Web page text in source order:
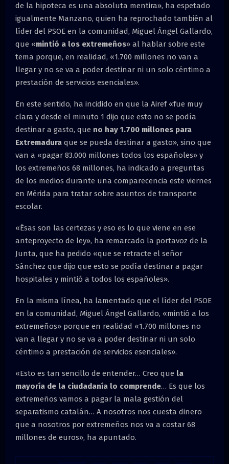
de la hipoteca es una absoluta mentira», ha espetado
igualmente Manzano, quien ha reprochado también al
líder del PSOE en la comunidad, Miguel Ángel Gallardo,
que «mintió a los extremeños» al hablar sobre este
tema porque, en realidad, «1.700 millones no van a
llegar y no se va a poder destinar ni un solo céntimo a
prestación de servicios esenciales».
En este sentido, ha incidido en que la Airef «fue muy
clara y desde el minuto 1 dijo que esto no se podía
destinar a gasto, que no hay 1.700 millones para
Extremadura que se pueda destinar a gasto», sino que
van a «pagar 83.000 millones todos los españoles» y
los extremeños 68 millones, ha indicado a preguntas
de los medios durante una comparecencia este viernes
en Mérida para tratar sobre asuntos de transporte
escolar.
«Ésas son las certezas y eso es lo que viene en ese
anteproyecto de ley», ha remarcado la portavoz de la
Junta, que ha pedido «que se retracte el señor
Sánchez que dijo que esto se podía destinar a pagar
hospitales y mintió a todos los españoles».
En la misma línea, ha lamentado que el líder del PSOE
en la comunidad, Miguel Ángel Gallardo, «mintió a los
extremeños» porque en realidad «1.700 millones no
van a llegar y no se va a poder destinar ni un solo
céntimo a prestación de servicios esenciales».
«Esto es tan sencillo de entender… Creo que la
mayoría de la ciudadanía lo comprende… Es que los
extremeños vamos a pagar la mala gestión del
separatismo catalán… A nosotros nos cuesta dinero
que a nosotros por extremeños nos va a costar 68
millones de euros», ha apuntado.